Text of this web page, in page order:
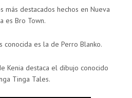
más destacados hechos en Nueva
es Bro Town.
conocida es la de Perro Blanko.
Kenia destaca el dibujo conocido
Tinga Tales.